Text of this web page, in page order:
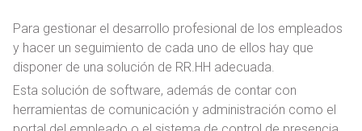
Para gestionar el desarrollo profesional de los empleados
y hacer un seguimiento de cada uno de ellos hay que
disponer de una solución de RR.HH adecuada.
Esta solución de software, además de contar con
herramientas de comunicación y administración como el